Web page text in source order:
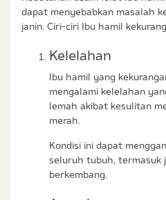
dapat menyebabkan masalah
janin. Ciri-ciri Ibu hamil
Kelelahan
Ibu hamil yang
mengalami kelelahan
lemah akibat kesulitan
merah.
Kondisi ini dapat
seluruh tubuh, termasuk
berkembang.